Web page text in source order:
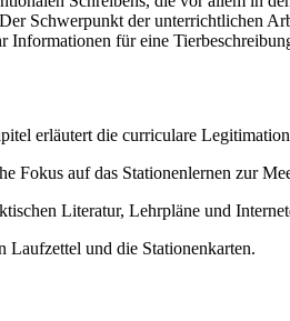
Schwerpunkt der unterrichtlichen
Informationen für eine
erläutert die curriculare
Fokus auf das Stationenlernen zur
Literatur, Lehrpläne und
Laufzettel und die Stationenkarten.